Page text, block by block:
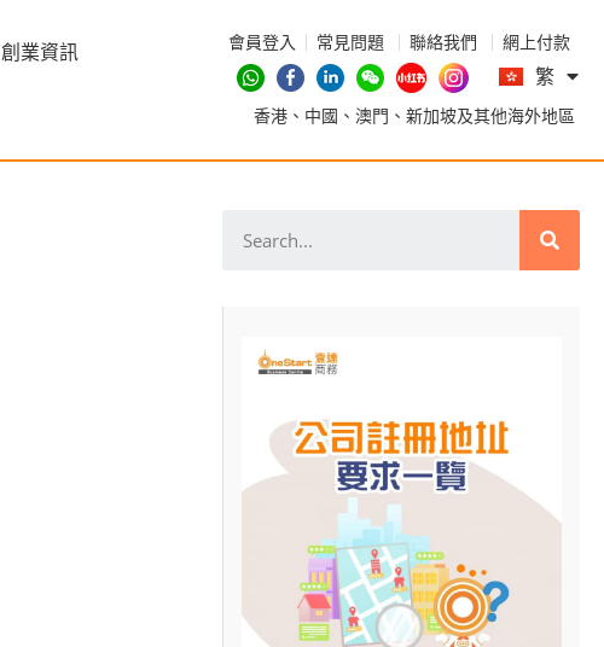
創業資訊 會員登入 常見問題 聯絡我們 網上付款
繁
En
简
香港、中國、澳門、新加坡及其他海外地區